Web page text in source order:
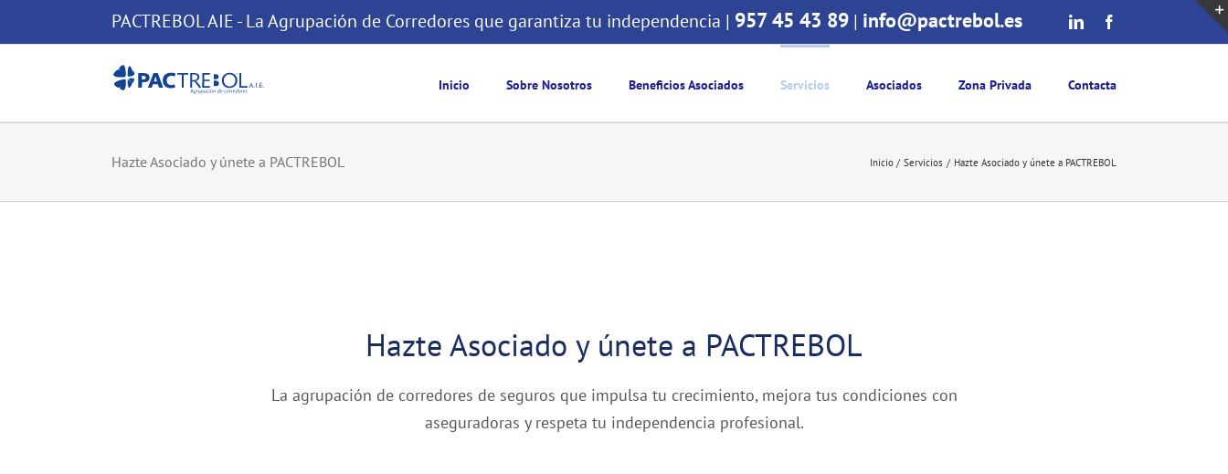
PACTREBOL AIE - La Agrupación de Corredores que garantiza tu independencia | 957 45 43 89 | info@pactrebol.es LinkedIn
Inicio Sobre Nosotros Beneficios Asociados Servicios Asociados Zona Privada Contacta
Hazte Asociado y únete a PACTREBOL Inicio Servicios Hazte Asociado y únete a PACTREBOL
Hazte Asociado y únete a PACTREBOL
La agrupación de corredores de seguros que impulsa tu crecimiento, mejora tus condiciones con
aseguradoras y respeta tu independencia profesional.